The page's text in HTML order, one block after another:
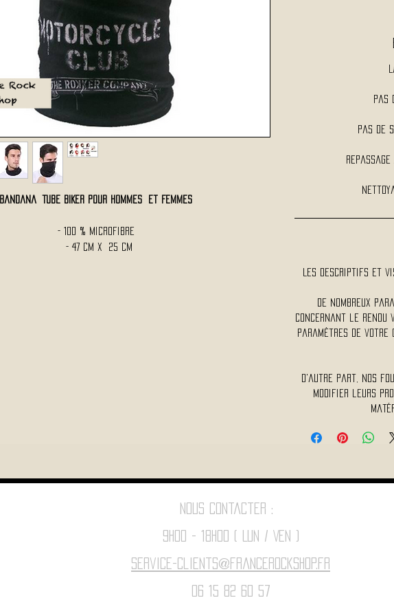
Bandana TUBE BIKER pour Hommes et Femmes
- 100 % Microfibre
- 47 Cm x 25 Cm
Pas
Pas de
Les descriptifs et
De nombreux
concernant le rendu
paramètres de votre
D'autre part, nos
modifier leurs
Nous contacter :
9h00 - 18H00 ( Lun / Ven )
Service-clients@francerockshop.fr
06 15 82 60 57